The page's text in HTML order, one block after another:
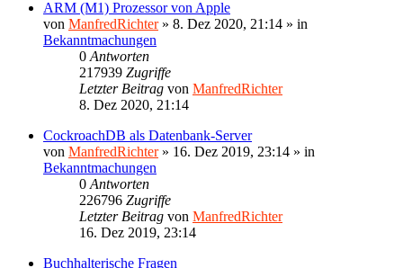
ARM (M1) Prozessor von Apple
von ManfredRichter» 8. Dez 2020, 21:14 » in
Bekanntmachungen
0 Antworten
217939 Zugriffe
Letzter Beitrag von ManfredRichter
8. Dez 2020, 21:14
CockroachDB als Datenbank-Server
von ManfredRichter» 16. Dez 2019, 23:14 » in
Bekanntmachungen
0 Antworten
226796 Zugriffe
Letzter Beitrag von ManfredRichter
16. Dez 2019, 23:14
Buchhalterische Fragen